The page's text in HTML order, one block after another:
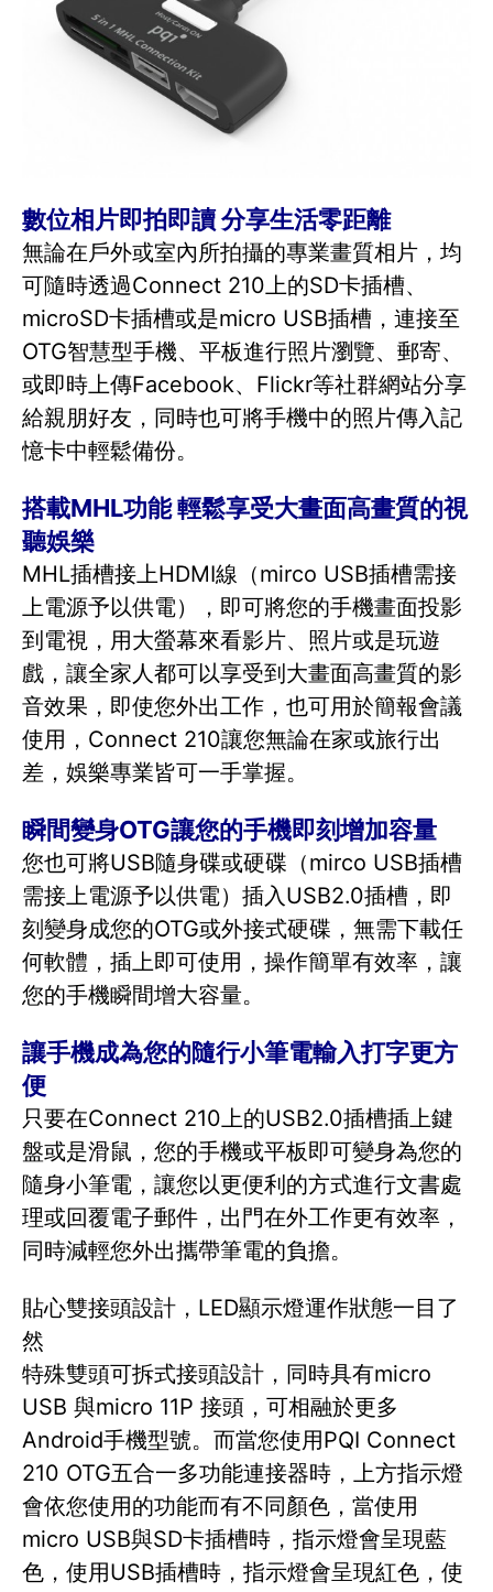
數位相片即拍即讀 分享生活零距離
無論在戶外或室內所拍攝的專業畫質相片，均
可隨時透過Connect 210上的SD卡插槽、
microSD卡插槽或是micro USB插槽，連接至
OTG智慧型手機、平板進行照片瀏覽、郵寄、
或即時上傳Facebook、Flickr等社群網站分享
給親朋好友，同時也可將手機中的照片傳入記
憶卡中輕鬆備份。
搭載MHL功能 輕鬆享受大畫面高畫質的視
聽娛樂
MHL插槽接上HDMI線（mirco USB插槽需接
上電源予以供電），即可將您的手機畫面投影
到電視，用大螢幕來看影片、照片或是玩遊
戲，讓全家人都可以享受到大畫面高畫質的影
音效果，即使您外出工作，也可用於簡報會議
使用，Connect 210讓您無論在家或旅行出
差，娛樂專業皆可一手掌握。
瞬間變身OTG讓您的手機即刻增加容量
您也可將USB隨身碟或硬碟（mirco USB插槽
需接上電源予以供電）插入USB2.0插槽，即
刻變身成您的OTG或外接式硬碟，無需下載任
何軟體，插上即可使用，操作簡單有效率，讓
您的手機瞬間增大容量。
讓手機成為您的隨行小筆電輸入打字更方
便
只要在Connect 210上的USB2.0插槽插上鍵
盤或是滑鼠，您的手機或平板即可變身為您的
隨身小筆電，讓您以更便利的方式進行文書處
理或回覆電子郵件，出門在外工作更有效率，
同時減輕您外出攜帶筆電的負擔。
貼心雙接頭設計，LED顯示燈運作狀態一目了
然
特殊雙頭可拆式接頭設計，同時具有micro
USB 與micro 11P 接頭，可相融於更多
Android手機型號。而當您使用PQI Connect
210 OTG五合一多功能連接器時，上方指示燈
會依您使用的功能而有不同顏色，當使用
micro USB與SD卡插槽時，指示燈會呈現藍
色，使用USB插槽時，指示燈會呈現紅色，使